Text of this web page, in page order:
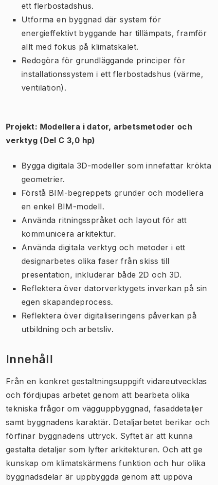
ett flerbostadshus.
Utforma en byggnad där system för
energieffektivt byggande har tillämpats, framför
allt med fokus på klimatskalet.
Redogöra för grundläggande principer för
installationssystem i ett flerbostadshus (värme,
ventilation).
Projekt: Modellera i dator, arbetsmetoder och
verktyg (Del C 3,0 hp)
Bygga digitala 3D-modeller som innefattar krökta
geometrier.
Förstå BIM-begreppets grunder och modellera
en enkel BIM-modell.
Använda ritningsspråket och layout för att
kommunicera arkitektur.
Använda digitala verktyg och metoder i ett
designarbetes olika faser från skiss till
presentation, inkluderar både 2D och 3D.
Reflektera över datorverktygets inverkan på sin
egen skapandeprocess.
Reflektera över digitaliseringens påverkan på
utbildning och arbetsliv.
Innehåll
Från en konkret gestaltningsuppgift vidareutvecklas
och fördjupas arbetet genom att bearbeta olika
tekniska frågor om vägguppbyggnad, fasaddetaljer
samt byggnadens karaktär. Detaljarbetet berikar och
förfinar byggnadens uttryck. Syftet är att kunna
gestalta detaljer som lyfter arkitekturen. Och att ge
kunskap om klimatskärmens funktion och hur olika
byggnadsdelar är uppbyggda genom att uppöva